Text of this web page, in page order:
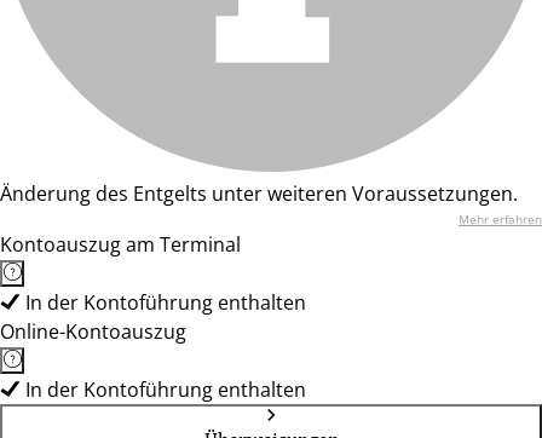
Änderung des Entgelts unter weiteren Voraussetzungen.
Mehr erfahren
Kontoauszug am Terminal
In der Kontoführung enthalten
Online-Kontoauszug
In der Kontoführung enthalten